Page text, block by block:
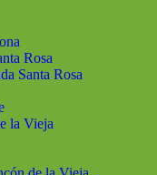
Rosa
Santa Rosa
la Vieja